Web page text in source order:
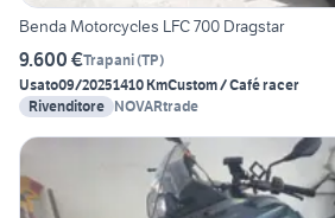
Benda Motorcycles LFC 700 Dragstar
9.600 €Trapani(TP)
Usato09/20251410 KmCustom / Café racer
Rivenditore NOVARtrade